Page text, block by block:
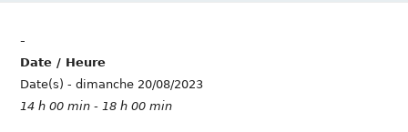
-
Date / Heure
Date(s) - dimanche 20/08/2023
14 h 00 min - 18 h 00 min